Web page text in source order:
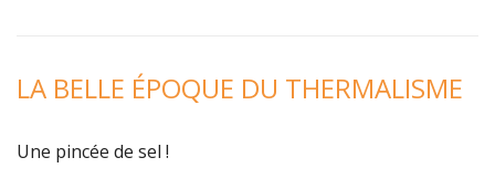
LA BELLE ÉPOQUE DU THERMALISME
Une pincée de sel !